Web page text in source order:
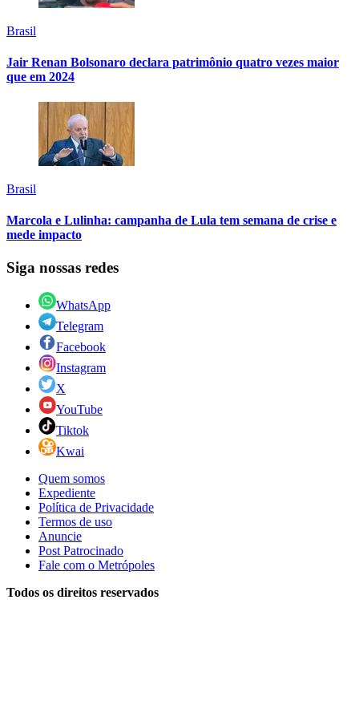
Brasil
Jair Renan Bolsonaro declara patrimônio quatro vezes maior
que em 2024
Brasil
Marcola e Lulinha: campanha de Lula tem semana de crise e
mede impacto
Siga nossas redes
WhatsApp
Telegram
Facebook
Instagram
X
YouTube
Tiktok
Kwai
Quem somos
Expediente
Política de Privacidade
Termos de uso
Anuncie
Post Patrocinado
Fale com o Metrópoles
Todos os direitos reservados